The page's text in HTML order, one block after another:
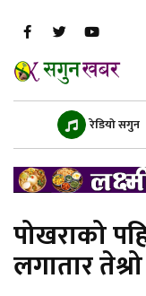
रेडियो सगुन
पोखराको
लगातार